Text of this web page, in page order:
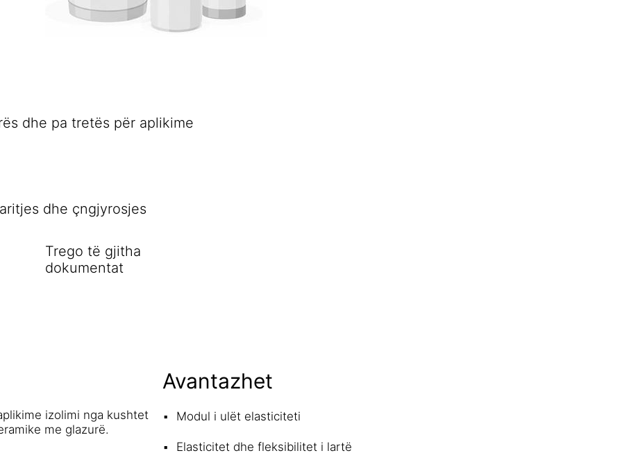
dhe pa tretës për aplikime
dhe çngjyrosjes
Trego të gjitha
dokumentat
izolimi nga kushtet
me glazurë.
Avantazhet
Modul i ulët elasticiteti
Elasticitet dhe fleksibilitet i lartë